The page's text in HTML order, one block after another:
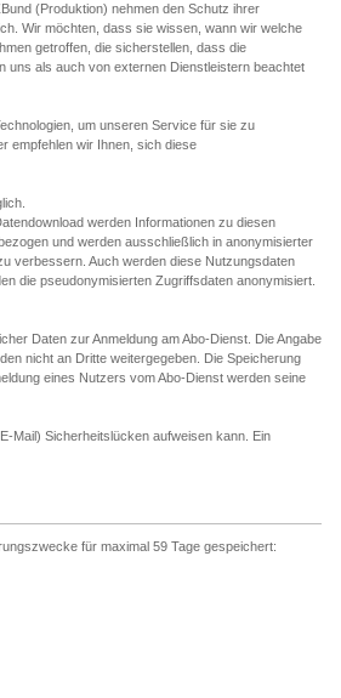
(Produktion) nehmen den Schutz ihrer
Wir möchten, dass sie wissen, wann wir welche
getroffen, die sicherstellen, dass die
uns als auch von externen Dienstleistern beachtet
um unseren Service für sie zu
empfehlen wir Ihnen, sich diese
werden Informationen zu diesen
und werden ausschließlich in anonymisierter
verbessern. Auch werden diese Nutzungsdaten
die pseudonymisierten Zugriffsdaten anonymisiert.
Daten zur Anmeldung am Abo-Dienst. Die Angabe
nicht an Dritte weitergegeben. Die Speicherung
eines Nutzers vom Abo-Dienst werden seine
Mail) Sicherheitslücken aufweisen kann. Ein
für maximal 59 Tage gespeichert: